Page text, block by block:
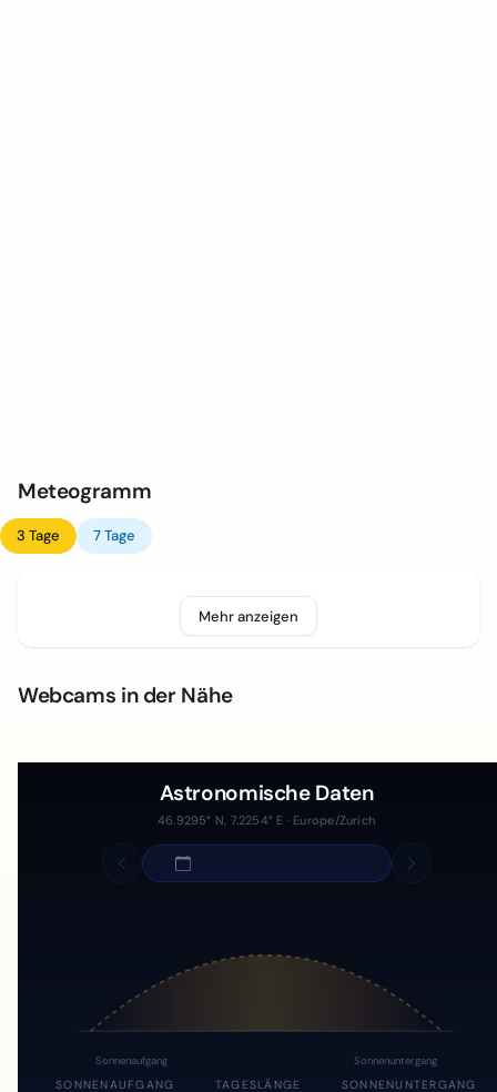
Meteogramm
3 Tage 7 Tage
Mehr anzeigen
Webcams in der Nähe
Astronomische Daten
46.9295° N, 7.2254° E · Europe/Zurich
Sonnenaufgang Sonnenuntergang
SONNENAUFGANG TAGESLÄNGE SONNENUNTERGANG